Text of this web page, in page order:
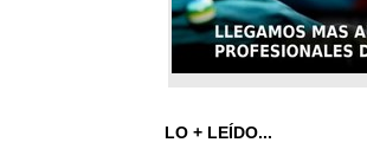
LO + LEÍDO...